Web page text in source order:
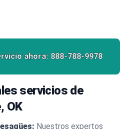
ahora: 888-788-9978
servicios de
OK
Nuestros expertos